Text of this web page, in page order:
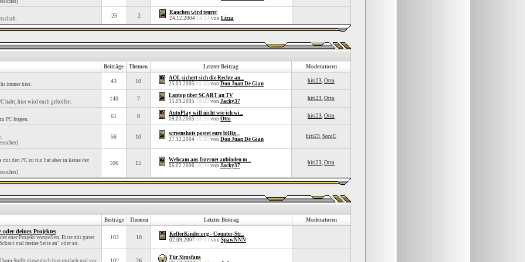
25 2
Rauchen wird teurer
24.12.2004 14:14 von Lizza
Beiträge Themen Letzter Beitrag Moderatoren
immer hier. 43 10
AOL sichert sich die Rechte an...
25.03.2005 00:33 von Don Juan De Gian hiti23, Otto
habt, hier wird euch geholfen. 140 7
Laptop über SCART an TV
15.09.2005 18:03 von Jacky37 hiti23, Otto
PC fragen. 61 8
AutoPlay will nicht wie ich wi...
08.03.2005 20:24 von Otto hiti23, Otto
56 10
screenshots postet eure billig...
27.12.2004 16:35 von Don Juan De Gian hiti23, SoniC
den PC zu tun hat aber in keine der
106 15
Webcam ans Internet anbinden m...
06.02.2006 16:34 von Jacky37 hiti23, Otto
Beiträge Themen Letzter Beitrag Moderatoren
oder deines Projektes
euer Projekt vorstellen. Bitte mit guter
mal meine Seite an" oder so.
102 10
KellerKinder.org - Counter-Str...
02.09.2007 09:11 von SpawNNN
Stellt diese doch hier einfach mal vor, 102 26
Für Simsfans